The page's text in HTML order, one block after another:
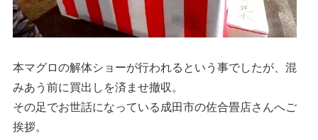
本マグロの解体ショーが行われるという事でしたが、混
みあう前に買出しを済ませ撤収。
その足でお世話になっている成田市の佐合畳店さんへご
挨拶。